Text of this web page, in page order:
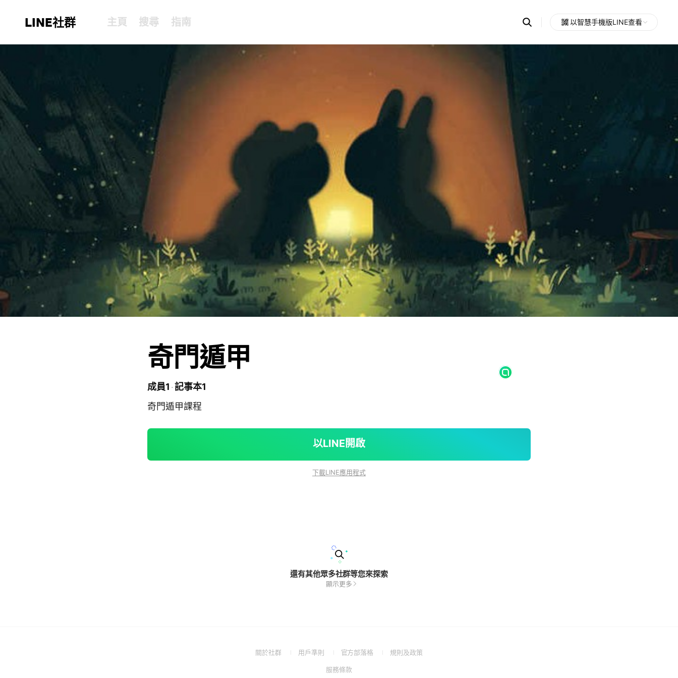
LINE社群 主頁 搜尋 指南 Search
OpenChats
messages
search
以智慧手機版LINE查看
奇門遁甲
成員1 記事本1
奇門遁甲課程
以LINE開啟
下載LINE應用程式
還有其他眾多社群等您來探索
顯示更多
關於社群
(Open用戶準則
(Open
a
官方部落格
(Open規則及政策(Open
服務條款(Open